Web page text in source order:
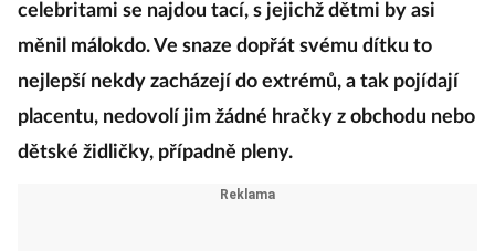
celebritami se najdou tací, s jejichž dětmi by asi
měnil málokdo. Ve snaze dopřát svému dítku to
nejlepší nekdy zacházejí do extrémů, a tak pojídají
placentu, nedovolí jim žádné hračky z obchodu nebo
dětské židličky, případně pleny.